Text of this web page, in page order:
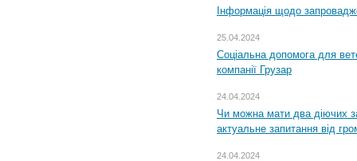
Інформація щодо
25.04.2024
Соціальна допомога для
компанії Грузар
24.04.2024
Чи можна мати два діючих
актуальне запитання від
24.04.2024